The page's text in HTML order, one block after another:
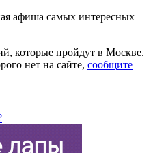
афиша самых интересных
которые пройдут в Москве.
нет на сайте, сообщите